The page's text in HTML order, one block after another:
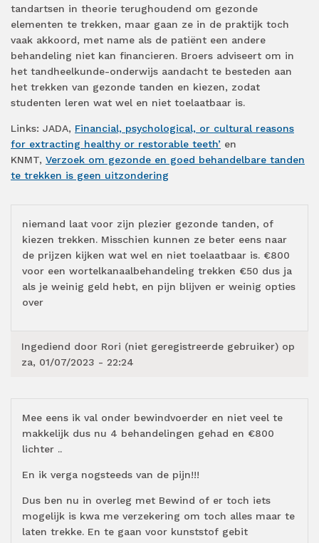
tandartsen in theorie terughoudend om gezonde
elementen te trekken, maar gaan ze in de praktijk toch
vaak akkoord, met name als de patiënt een andere
behandeling niet kan financieren. Broers adviseert om in
het tandheelkunde-onderwijs aandacht te besteden aan
het trekken van gezonde tanden en kiezen, zodat
studenten leren wat wel en niet toelaatbaar is.
Links: JADA, Financial, psychological, or cultural reasons
for extracting healthy or restorable teeth’ en
KNMT, Verzoek om gezonde en goed behandelbare tanden
te trekken is geen uitzondering
niemand laat voor zijn plezier gezonde tanden, of
kiezen trekken. Misschien kunnen ze beter eens naar
de prijzen kijken wat wel en niet toelaatbaar is. €800
voor een wortelkanaalbehandeling trekken €50 dus ja
als je weinig geld hebt, en pijn blijven er weinig opties
over
Ingediend door Rori (niet geregistreerde gebruiker) op
za, 01/07/2023 - 22:24
Mee eens ik val onder bewindvoerder en niet veel te
makkelijk dus nu 4 behandelingen gehad en €800
lichter ..
En ik verga nogsteeds van de pijn!!!
Dus ben nu in overleg met Bewind of er toch iets
mogelijk is kwa me verzekering om toch alles maar te
laten trekke. En te gaan voor kunststof gebit